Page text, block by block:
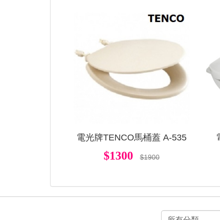
電光牌TENCO馬桶蓋 A-535
$1300 $1900